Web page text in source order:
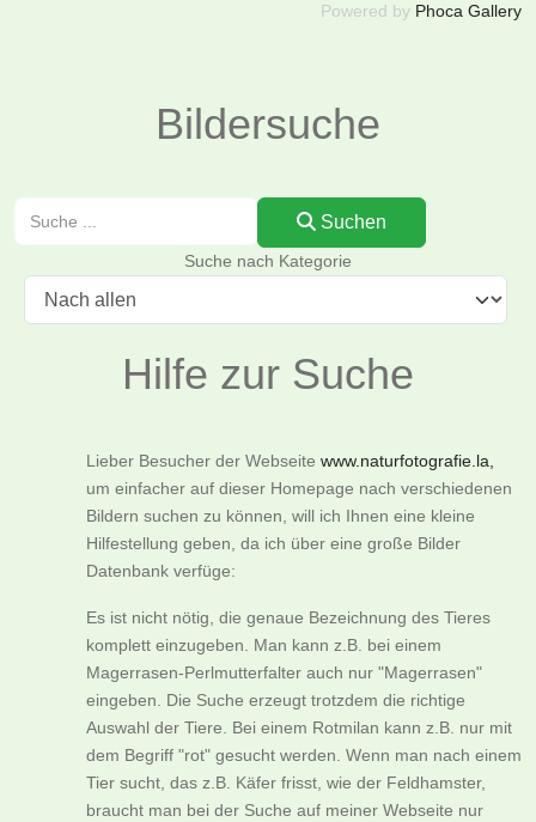
Powered by Phoca Gallery
Bildersuche
Suchen
Suchen
Suche nach Kategorie
Hilfe zur Suche
Lieber Besucher der Webseite www.naturfotografie.la,
um einfacher auf dieser Homepage nach verschiedenen
Bildern suchen zu können, will ich Ihnen eine kleine
Hilfestellung geben, da ich über eine große Bilder
Datenbank verfüge:
Es ist nicht nötig, die genaue Bezeichnung des Tieres
komplett einzugeben. Man kann z.B. bei einem
Magerrasen-Perlmutterfalter auch nur "Magerrasen"
eingeben. Die Suche erzeugt trotzdem die richtige
Auswahl der Tiere. Bei einem Rotmilan kann z.B. nur mit
dem Begriff "rot" gesucht werden. Wenn man nach einem
Tier sucht, das z.B. Käfer frisst, wie der Feldhamster,
braucht man bei der Suche auf meiner Webseite nur